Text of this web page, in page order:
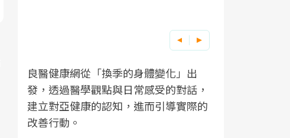
良醫健康網從「換季的身體變化」出
發，透過醫學觀點與日常感受的對話，
建立對亞健康的認知，進而引導實際的
改善行動。